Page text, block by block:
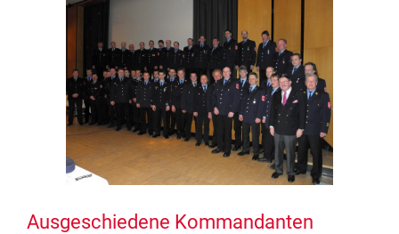
Ausgeschiedene Kommandanten